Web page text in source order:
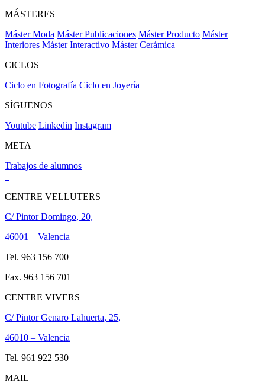
MÁSTERES
Máster Moda Máster Publicaciones Máster Producto Máster
Interiores Máster Interactivo Máster Cerámica
CICLOS
Ciclo en Fotografía Ciclo en Joyería
SÍGUENOS
Youtube Linkedin Instagram
META
Trabajos de alumnos
CENTRE VELLUTERS
C/ Pintor Domingo, 20,
46001 – Valencia
Tel. 963 156 700
Fax. 963 156 701
CENTRE VIVERS
C/ Pintor Genaro Lahuerta, 25,
46010 – Valencia
Tel. 961 922 530
MAIL